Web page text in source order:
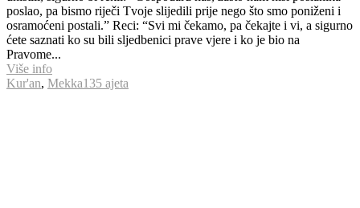
Više info
Kur'an, Mekka135 ajeta